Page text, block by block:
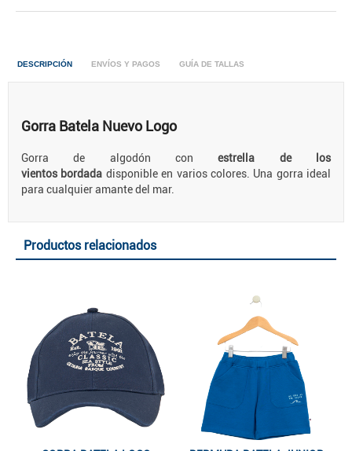
DESCRIPCIÓN ENVÍOS Y PAGOS GUÍA DE TALLAS
Gorra Batela Nuevo Logo
Gorra de algodón con estrella de los
vientos bordada disponible en varios colores. Una gorra ideal
para cualquier amante del mar.
Productos relacionados